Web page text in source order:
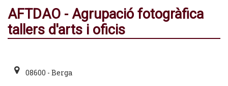
AFTDAO - Agrupació fotogràfica
tallers d'arts i oficis
08600 - Berga